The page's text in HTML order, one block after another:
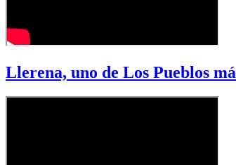
Llerena, uno de Los Pueblos